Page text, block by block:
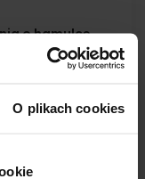
O plikach cookies
o hamulce
hamulcowy?
wrzenia i
bez tarcz?